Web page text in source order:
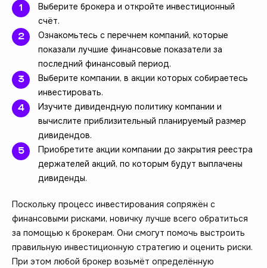
Выберите брокера и откройте инвестиционный
счёт.
Ознакомьтесь с перечнем компаний, которые
показали лучшие финансовые показатели за
последний финансовый период.
Выберите компании, в акции которых собираетесь
инвестировать.
Изучите дивидендную политику компании и
вычислите приблизительный планируемый размер
дивидендов.
Приобретите акции компании до закрытия реестра
держателей акций, по которым будут выплачены
дивиденды.
Поскольку процесс инвестирования сопряжён с
финансовыми рисками, новичку лучше всего обратиться
за помощью к брокерам. Они смогут помочь выстроить
правильную инвестиционную стратегию и оценить риски.
При этом любой брокер возьмёт определённую